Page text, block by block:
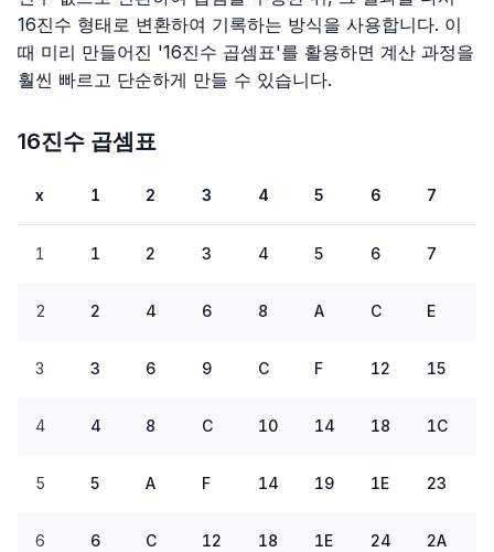
16진수 형태로 변환하여 기록하는 방식을 사용합니다. 이
때 미리 만들어진 '16진수 곱셈표'를 활용하면 계산 과정을
훨씬 빠르고 단순하게 만들 수 있습니다.
16진수 곱셈표
x 1 2 3 4 5 6 7
1 1 2 3 4 5 6 7
2 2 4 6 8 A C E
3 3 6 9 C F 12 15
4 4 8 C 10 14 18 1C
5 5 A F 14 19 1E 23
6 6 C 12 18 1E 24 2A